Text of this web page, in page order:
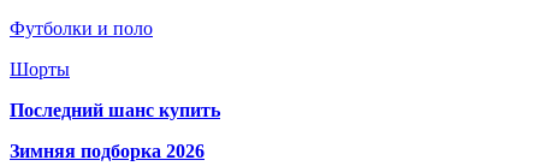
Футболки и поло
Шорты
Последний шанс купить
Зимняя подборка 2026